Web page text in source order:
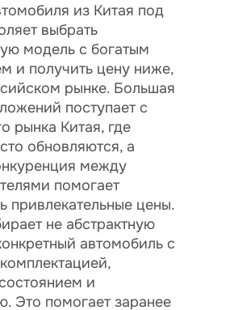
из Китая под
выбрать
модель с богатым
и получить цену ниже,
рынке. Большая
поступает с
рынка Китая, где
обновляются, а
между
помогает
привлекательные цены.
не абстрактную
автомобиль с
и
Это помогает заранее